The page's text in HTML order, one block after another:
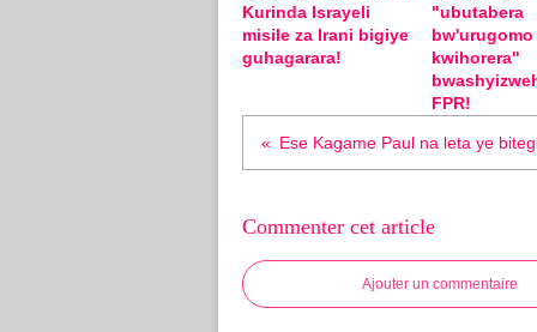
Kurinda Israyeli
misile za Irani bigiye
guhagarara!
"ubutabera
bw'urugomo
kwihorera"
FPR!
Commenter cet article
Ajouter un commentaire